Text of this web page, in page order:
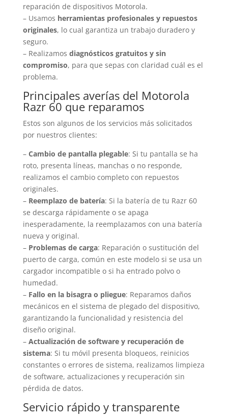
reparación de dispositivos Motorola.
– Usamos herramientas profesionales y repuestos
originales, lo cual garantiza un trabajo duradero y
seguro.
– Realizamos diagnósticos gratuitos y sin
compromiso, para que sepas con claridad cuál es el
problema.
Principales averías del Motorola
Razr 60 que reparamos
Estos son algunos de los servicios más solicitados
por nuestros clientes:
– Cambio de pantalla plegable: Si tu pantalla se ha
roto, presenta líneas, manchas o no responde,
realizamos el cambio completo con repuestos
originales.
– Reemplazo de batería: Si la batería de tu Razr 60
se descarga rápidamente o se apaga
inesperadamente, la reemplazamos con una batería
nueva y original.
– Problemas de carga: Reparación o sustitución del
puerto de carga, común en este modelo si se usa un
cargador incompatible o si ha entrado polvo o
humedad.
– Fallo en la bisagra o pliegue: Reparamos daños
mecánicos en el sistema de plegado del dispositivo,
garantizando la funcionalidad y resistencia del
diseño original.
– Actualización de software y recuperación de
sistema: Si tu móvil presenta bloqueos, reinicios
constantes o errores de sistema, realizamos limpieza
de software, actualizaciones y recuperación sin
pérdida de datos.
Servicio rápido y transparente